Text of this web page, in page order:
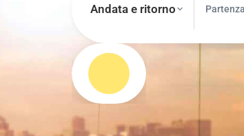
Andata e ritorno Partenza